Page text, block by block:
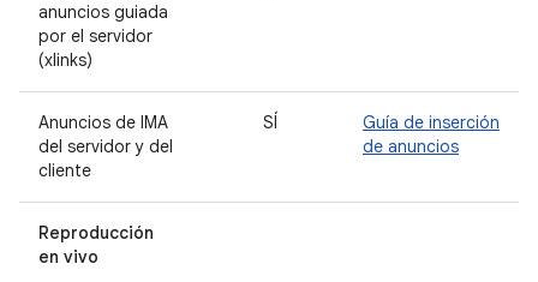
anuncios guiada
por el servidor
(xlinks)
Anuncios de IMA
del servidor y del
cliente
SÍ
Guía de inserción
de anuncios
Reproducción
en vivo